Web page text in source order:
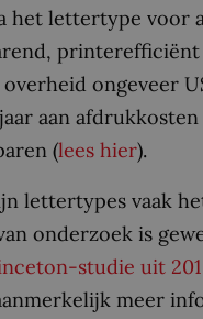
het lettertype voor
ongeveer
aan afdrukkosten
(lees hier).
lettertypes vaak
onderzoek is
studie uit
meer